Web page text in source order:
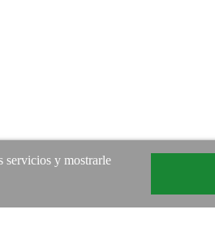
servicios y mostrarle